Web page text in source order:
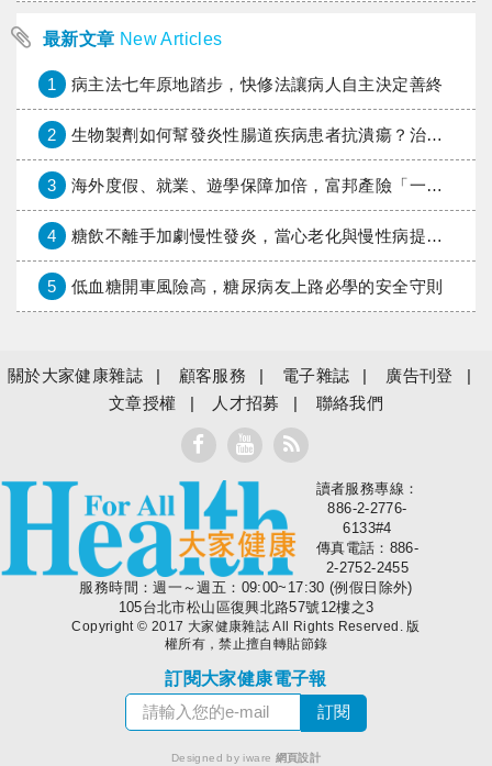
最新文章 New Articles
1 病主法七年原地踏步，快修法讓病人自主決定善終
2 生物製劑如何幫發炎性腸道疾病患者抗潰瘍？治療進展與健保給付困境一次看
3 海外度假、就業、遊學保障加倍，富邦產險「一期逐夢」專案加碼遠距醫療與緊急救援
4 糖飲不離手加劇慢性發炎，當心老化與慢性病提早報到
5 低血糖開車風險高，糖尿病友上路必學的安全守則
關於大家健康雜誌 顧客服務 電子雜誌
廣告刊登
文章授權
人才招募 聯絡我們
大家健康
讀者服務專線：
886-2-2776-
6133#4
傳真電話：886-
2-2752-2455
服務時間：週一～週五：09:00~17:30 (例假日除外)
105台北市松山區復興北路57號12樓之3
Copyright © 2017 大家健康雜誌 All Rights Reserved. 版
權所有，禁止擅自轉貼節錄
訂閱大家健康電子報
Designed by iware 網頁設計